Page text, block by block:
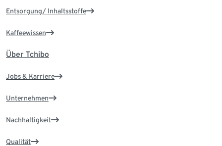
Entsorgung/ Inhaltsstoffe
Kaffeewissen
Über Tchibo
Jobs & Karriere
Unternehmen
Nachhaltigkeit
Qualität